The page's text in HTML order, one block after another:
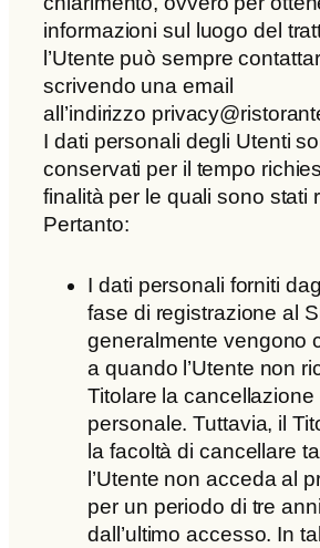
informazioni sul luogo del
l’Utente può sempre
scrivendo una email
all’indirizzo
I dati personali degli Utenti
conservati per il tempo
finalità per le quali sono stati
Pertanto:
I dati personali forniti
fase di registrazione al
generalmente vengono
a quando l’Utente non
Titolare la cancellazione
personale. Tuttavia, il
la facoltà di cancellare
l’Utente non acceda al
per un periodo di tre
dall’ultimo accesso. In